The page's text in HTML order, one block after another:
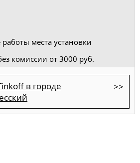
места установки
комиссии от 3000 руб.
в городе